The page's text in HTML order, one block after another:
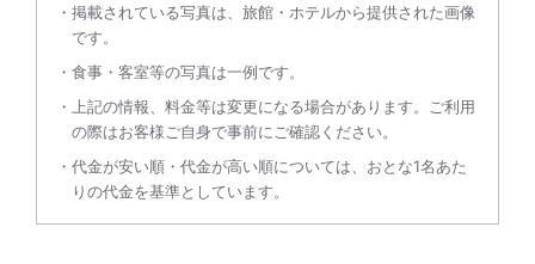
掲載されている写真は、旅館・ホテルから提供された画像
です。
食事・客室等の写真は一例です。
上記の情報、料金等は変更になる場合があります。ご利用
の際はお客様ご自身で事前にご確認ください。
代金が安い順・代金が高い順については、おとな1名あた
りの代金を基準としています。